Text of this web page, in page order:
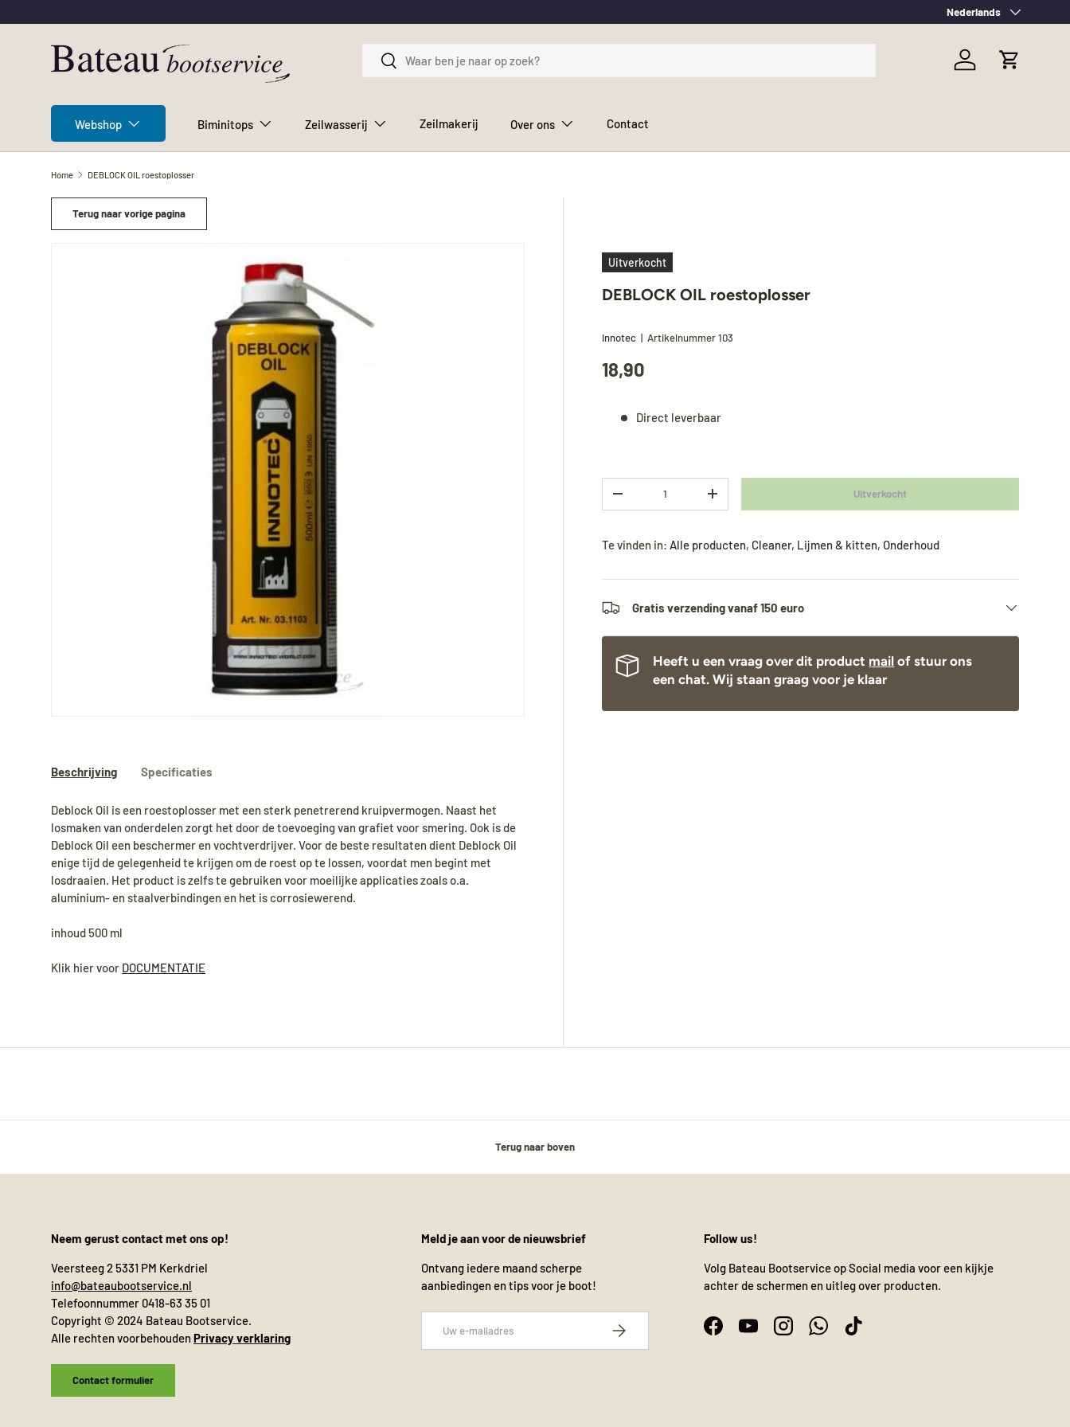
Ga naar inhoud
Taal
Nederlands
Zoeken
Zoeken
Inloggen
Webshop Biminitops Zeilwasserij Zeilmakerij Over ons Contact
Home DEBLOCK OIL roestoplosser
Terug naar vorige pagina
Uitverkocht
DEBLOCK OIL roestoplosser
Innotec |Artikelnummer 103
18,90
Direct leverbaar
-
+ Uitverkocht
Te vinden in: Alle producten, Cleaner, Lijmen & kitten, Onderhoud
Gratis verzending vanaf 150 euro
Heeft u een vraag over dit product mail of stuur ons
een chat. Wij staan graag voor je klaar
Beschrijving Specificaties
Deblock Oil is een roestoplosser met een sterk penetrerend kruipvermogen. Naast het
losmaken van onderdelen zorgt het door de toevoeging van grafiet voor smering. Ook is de
Deblock Oil een beschermer en vochtverdrijver. Voor de beste resultaten dient Deblock Oil
enige tijd de gelegenheid te krijgen om de roest op te lossen, voordat men begint met
losdraaien. Het product is zelfs te gebruiken voor moeilijke applicaties zoals o.a.
aluminium- en staalverbindingen en het is corrosiewerend.
inhoud 500 ml
Klik hier voor DOCUMENTATIE
Terug naar boven
Neem gerust contact met ons op!
Veersteeg 2 5331 PM Kerkdriel
info@bateaubootservice.nl
Telefoonnummer 0418-63 35 01
Copyright © 2024 Bateau Bootservice.
Alle rechten voorbehoudenPrivacy verklaring
Contact formulier
Meld je aan voor de nieuwsbrief
Ontvang iedere maand scherpe
aanbiedingen en tips voor je boot!
Abonneer
Follow us!
Volg Bateau Bootservice op Social media voor een kijkje
achter de schermen en uitleg over producten.
FacebookYouTubeInstagramWhatsAppTikTok